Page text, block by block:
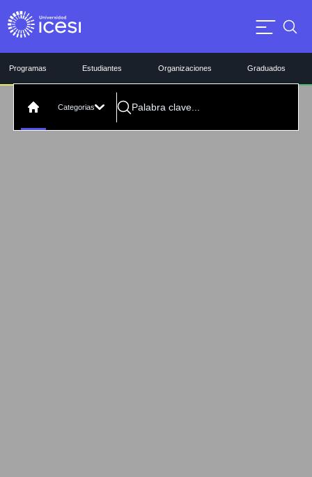
Programas Estudiantes Organizaciones Graduados
Categorias